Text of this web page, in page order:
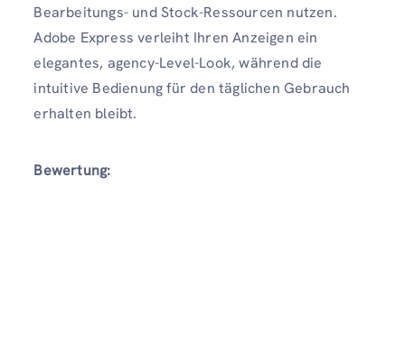
Bearbeitungs- und Stock-Ressourcen nutzen.
Adobe Express verleiht Ihren Anzeigen ein
elegantes, agency-Level-Look, während die
intuitive Bedienung für den täglichen Gebrauch
erhalten bleibt.
Bewertung: